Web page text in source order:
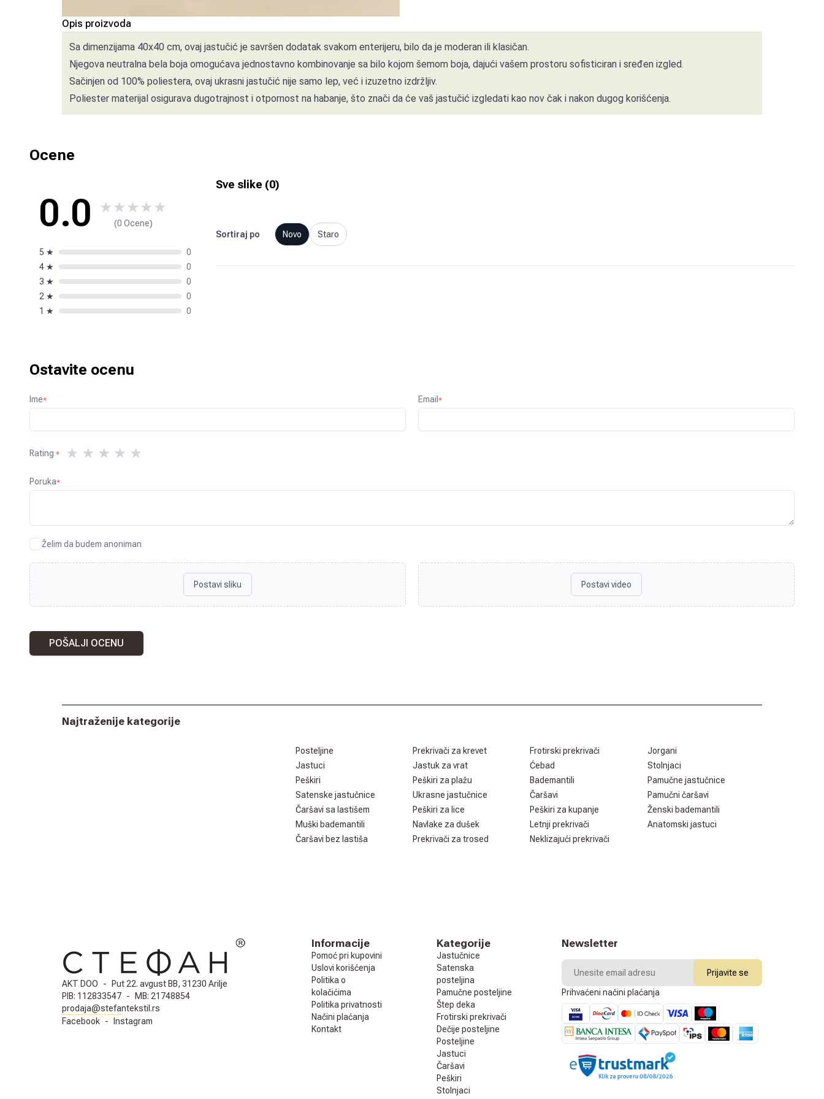
Opis proizvoda
Sa dimenzijama 40x40 cm, ovaj jastučić je savršen dodatak svakom enterijeru, bilo da je moderan ili klasičan.
Njegova neutralna bela boja omogućava jednostavno kombinovanje sa bilo kojom šemom boja, dajući vašem prostoru sofisticiran i sređen izgled.
Sačinjen od 100% poliestera, ovaj ukrasni jastučić nije samo lep, već i izuzetno izdržljiv.
Poliester materijal osigurava dugotrajnost i otpornost na habanje, što znači da će vaš jastučić izgledati kao nov čak i nakon dugog korišćenja.
Ocene
0.0 ★★★★★
(0 Ocene)
5 ★
0
4 ★
0
3 ★
0
2 ★
0
1 ★ 0
Sve slike (0)
Sortiraj po Novo Staro
Ostavite ocenu
Ime* Email *
Rating * ★ ★ ★ ★ ★
Poruka*
Želim da budem anoniman
Postavi sliku Postavi video
POŠALJI OCENU
Najtraženije kategorije
Posteljine Prekrivači za krevet Frotirski prekrivači
Jorgani
Jastuci
Jastuk za vrat Ćebad
Stolnjaci
Peškiri
Peškiri za plažu Bademantili
Pamučne jastučnice
Satenske jastučnice
Ukrasne jastučnice Čaršavi
Pamučni čaršavi
Čaršavi sa lastišem
Peškiri za lice Peškiri za kupanje
Ženski bademantili
Muški bademantili
Navlake za dušek Letnji prekrivači
Anatomski jastuci
Čaršavi bez lastiša
Prekrivači za trosed Neklizajući prekrivači
AKT DOO -
Put 22. avgust BB, 31230 Arilje
PIB: 112833547 - MB: 21748854
prodaja@stefantekstil.rs
Facebook - Instagram
Informacije
Pomoć pri kupovini
Uslovi korišćenja
Politika o
kolačićima
Politika privatnosti
Načini plaćanja
Kontakt
Kategorije
Jastučnice
Satenska
posteljina
Pamučne posteljine
Štep deka
Frotirski prekrivači
Dečije posteljine
Posteljine
Jastuci
Čaršavi
Peškiri
Stolnjaci
Newsletter
Prijavite se
Prihvaćeni načini plaćanja